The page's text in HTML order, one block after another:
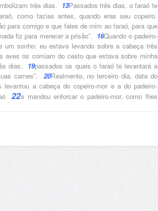
três dias. 13Passados três dias, o faraó te
como fazias antes, quando eras seu copeiro.
para comigo e que fales de mim ao faraó, para que
fiz para merecer a prisão”. 16Quando o padeiro-
um sonho: eu estava levando sobre a cabeça três
aves os comiam do cesto que estava sobre minha
dias, 19passados os quais o faraó te levantará a
carnes”. 20Realmente, no terceiro dia, data do
a cabeça do copeiro-mor e a do padeiro-
22e mandou enforcar o padeiro-mor, como lhes